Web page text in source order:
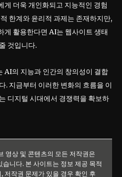
게 더욱 개인화되고 지능적인 경험
한계와 윤리적 과제는 존재하지만,
게 활용한다면 AI는 웹사이트 생태
것입니다.
AI의 지능과 인간의 창의성이 결합
. 지금부터 이러한 변화의 흐름을 이
디지털 시대에서 경쟁력을 확보하
영상 및 콘텐츠의 모든 저작권은
니다. 본 사이트는 정보 제공 목적
저작권 문제가 있을 경우 확인 후